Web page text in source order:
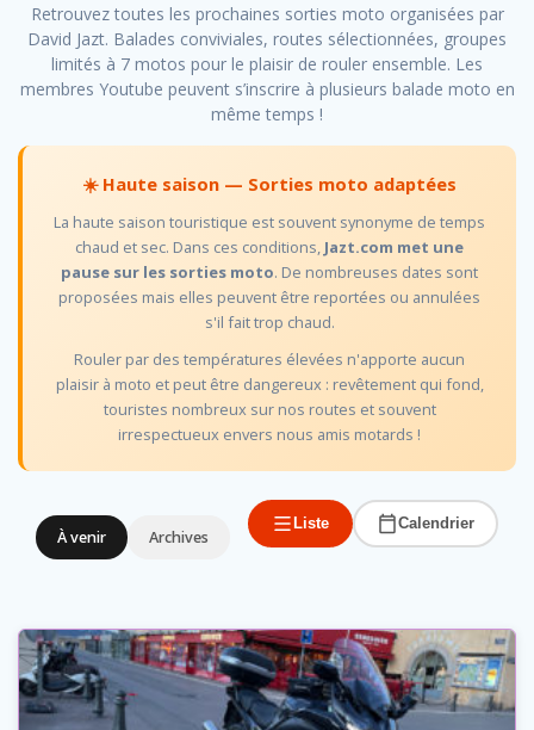
Retrouvez toutes les prochaines sorties moto organisées par
David Jazt. Balades conviviales, routes sélectionnées, groupes
limités à 7 motos pour le plaisir de rouler ensemble. Les
membres Youtube peuvent s’inscrire à plusieurs balade moto en
même temps !
☀️ Haute saison — Sorties moto adaptées
La haute saison touristique est souvent synonyme de temps
chaud et sec. Dans ces conditions, Jazt.com met une
pause sur les sorties moto. De nombreuses dates sont
proposées mais elles peuvent être reportées ou annulées
s'il fait trop chaud.
Rouler par des températures élevées n'apporte aucun
plaisir à moto et peut être dangereux : revêtement qui fond,
touristes nombreux sur nos routes et souvent
irrespectueux envers nous amis motards !
À venir Archives
Liste Calendrier